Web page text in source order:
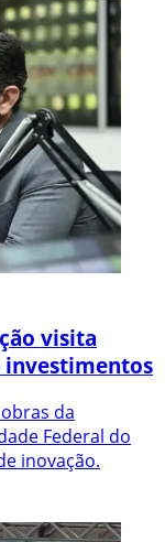
visita
investimentos
da
Federal do
inovação.